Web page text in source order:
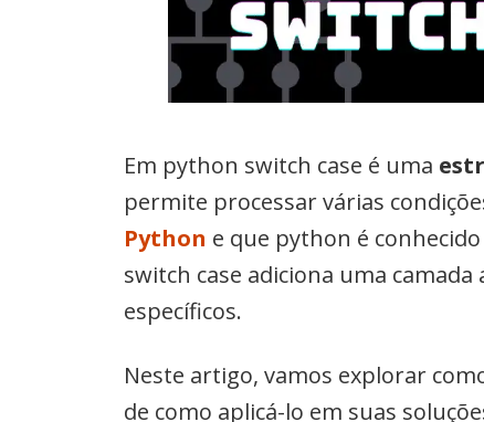
Em python switch case é uma
permite processar várias
Python e que python é
switch case adiciona uma
específicos.
Neste artigo, vamos explorar
de como aplicá-lo em suas